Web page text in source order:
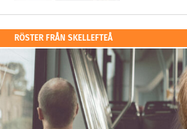
RÖSTER FRÅN SKELLEFTEÅ